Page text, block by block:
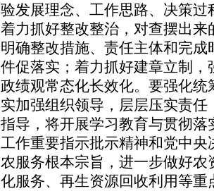
验发展理念、工作思路、决策
着力抓好整改整治，对查摆出
明确整改措施、责任主体和完
件促落实；着力抓好建章立制
政绩观常态化长效化。要强化
实加强组织领导，层层压实责
指导，将开展学习教育与贯彻
工作重要指示批示精神和党中
农服务根本宗旨，进一步做好
化服务、再生资源回收利用等